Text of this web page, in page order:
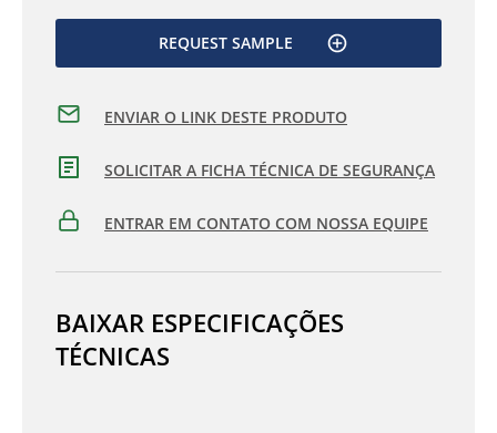
REQUEST SAMPLE
ENVIAR O LINK DESTE PRODUTO
SOLICITAR A FICHA TÉCNICA DE SEGURANÇA
ENTRAR EM CONTATO COM NOSSA EQUIPE
BAIXAR ESPECIFICAÇÕES
TÉCNICAS